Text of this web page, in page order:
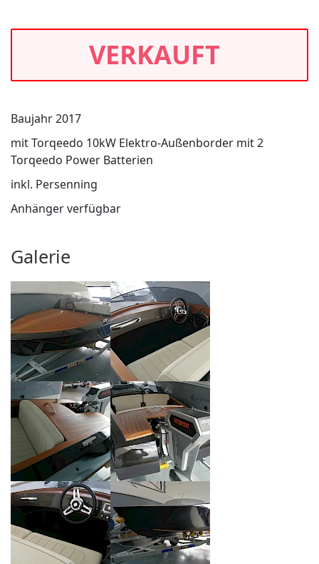
VERKAUFT
Baujahr 2017
mit Torqeedo 10kW Elektro-Außenborder mit 2
Torqeedo Power Batterien
inkl. Persenning
Anhänger verfügbar
Galerie